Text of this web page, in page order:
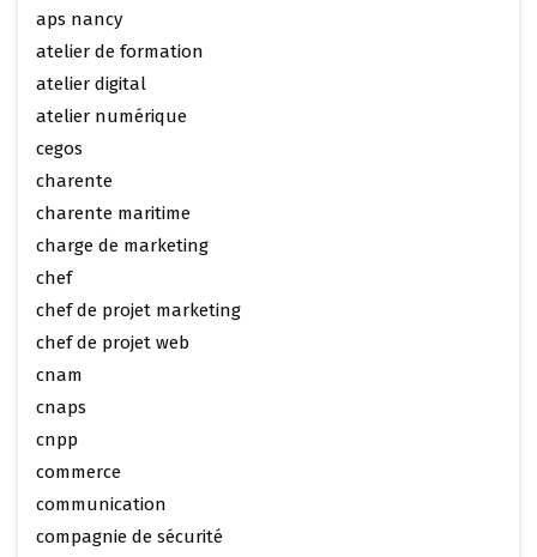
aps nancy
atelier de formation
atelier digital
atelier numérique
cegos
charente
charente maritime
charge de marketing
chef
chef de projet marketing
chef de projet web
cnam
cnaps
cnpp
commerce
communication
compagnie de sécurité